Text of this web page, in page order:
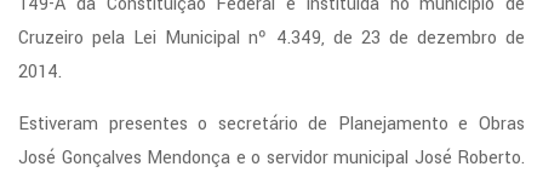
Cruzeiro pela Lei Municipal nº 4.349, de 23 de dezembro de
2014.
Estiveram presentes o secretário de Planejamento e Obras
José Gonçalves Mendonça e o servidor municipal José Roberto.